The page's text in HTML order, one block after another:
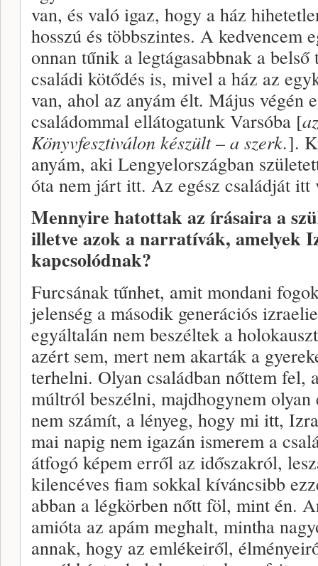
van, és való igaz, hogy a ház
hosszú és többszintes. A kedvencem
onnan tűnik a legtágasabbnak a
családi kötődés is, mivel a ház az
van, ahol az anyám élt. Május végén
családommal ellátogatunk Varsóba [
Könyvfesztiválon készült – a szerk.].
anyám, aki Lengyelországban
óta nem járt itt. Az egész családját itt
Mennyire hatottak az írásaira a
illetve azok a narratívák, amelyek
kapcsolódnak?
Furcsának tűnhet, amit mondani
jelenség a második generációs
egyáltalán nem beszéltek a
azért sem, mert nem akarták a
terhelni. Olyan családban nőttem fel,
múltról beszélni, majdhogynem
nem számít, a lényeg, hogy mi itt,
mai napig nem igazán ismerem a
átfogó képem erről az időszakról,
kilencéves fiam sokkal kíváncsibb
abban a légkörben nőtt föl, mint én.
amióta az apám meghalt, mintha
annak, hogy az emlékeiről,